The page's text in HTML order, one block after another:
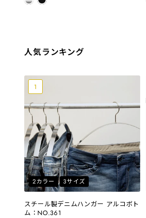
人気ランキング
2カラー 3サイズ
スチール製デニムハンガー アルコボト
ム：NO.361